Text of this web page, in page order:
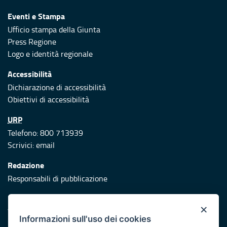
Eventi e Stampa
Ufficio stampa della Giunta
Press Regione
Logo e identità regionale
Accessibilità
Dichiarazione di accessibilità
Obiettivi di accessibilità
URP
Telefono: 800 713939
Scrivici:email
Redazione
Responsabili di pubblicazione
Protezione civile
Vai al sito di Protezione Civile Puglia
×
Informazioni sull'uso dei cookies